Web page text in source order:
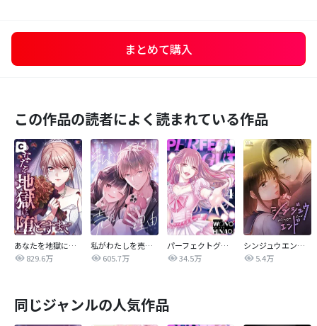
まとめて購入
この作品の読者によく読まれている作品
あなたを地獄に堕とすまで
829.6万
私がわたしを売る理由
605.7万
パーフェクトグリッター
34.5万
シンジュウエンド【タテヨミ】
5.4万
同じジャンルの人気作品